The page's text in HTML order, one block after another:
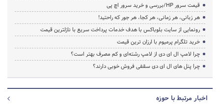
قیمت سرور HP/بررسی و خرید سرور اچ پی
هر زبانی، هر زمانی، هر کجا، هر جور که راحتید!
رونمایی از سایت بلوباکس با هدف خدمات پرداخت سریع با نازلترین قیمت
خرید تلگرام پرمیوم با ارزان ترین قیمت
چرا لامپ ال ای دی از لامپ رشته‌ای و کم مصرف بهتر است؟
چرا پنل های ال ای دی سقفی فروش خوبی دارند؟
اخبار مرتبط با حوزه